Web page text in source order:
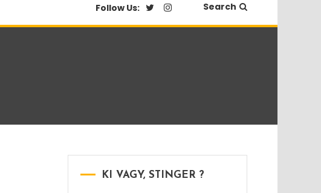
Follow Us: Search
KI VAGY, STINGER ?